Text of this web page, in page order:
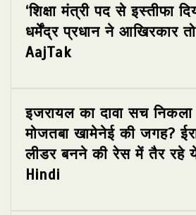
‘शिक्षा मंत्री पद से इस्तीफा
धर्मेंद्र प्रधान ने आखिरकार
AajTak
इजरायल का दावा सच
मोजतबा खामेनेई की जगह?
लीडर बनने की रेस में तैर रहे
Hindi